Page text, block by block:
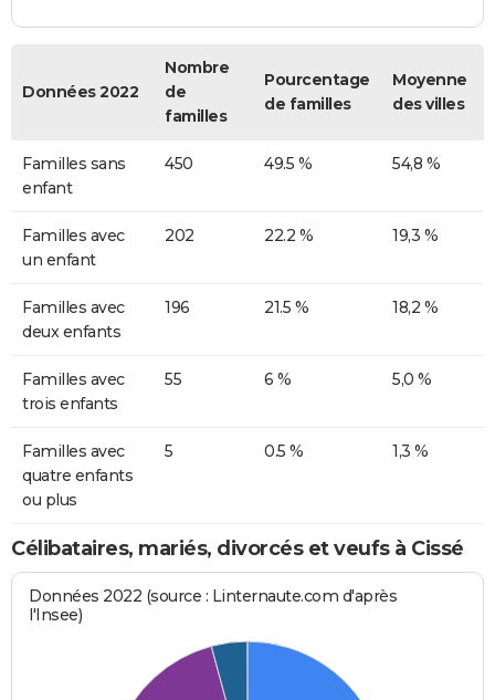
Données 2022
Nombre
de
familles
Pourcentage
de familles
Moyenne
des villes
Familles sans
enfant
450 49.5 % 54,8 %
Familles avec
un enfant
202 22.2 % 19,3 %
Familles avec
deux enfants
196 21.5 % 18,2 %
Familles avec
trois enfants
55 6 % 5,0 %
Familles avec
quatre enfants
ou plus
5 0.5 % 1,3 %
Célibataires, mariés, divorcés et veufs à Cissé
Données 2022 (source : Linternaute.com d'après
l'Insee)